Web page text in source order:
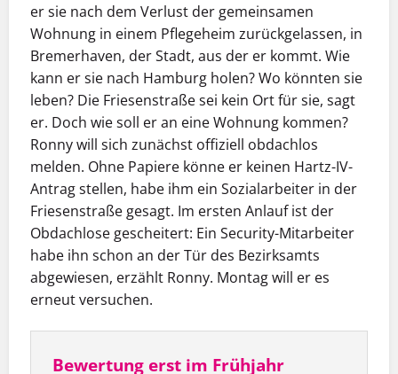
er sie nach dem Verlust der gemeinsamen
Wohnung in einem Pflegeheim zurückgelassen, in
Bremerhaven, der Stadt, aus der er kommt. Wie
kann er sie nach Hamburg holen? Wo könnten sie
leben? Die Friesenstraße sei kein Ort für sie, sagt
er. Doch wie soll er an eine Wohnung kommen?
Ronny will sich zunächst offiziell obdachlos
melden. Ohne Papiere könne er keinen Hartz-IV-
Antrag stellen, habe ihm ein Sozialarbeiter in der
Friesenstraße gesagt. Im ersten Anlauf ist der
Obdachlose gescheitert: Ein Security-Mitarbeiter
habe ihn schon an der Tür des Bezirksamts
abgewiesen, erzählt Ronny. Montag will er es
erneut versuchen.
Bewertung erst im Frühjahr